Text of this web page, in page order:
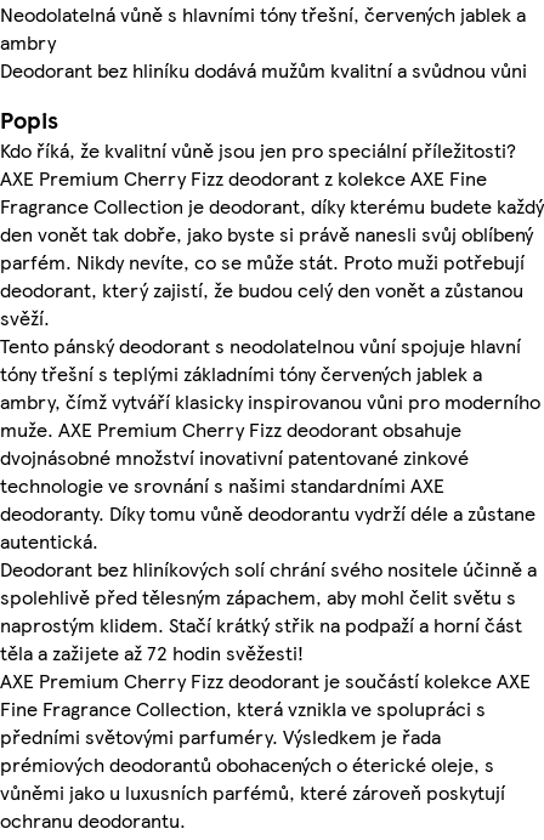
Neodolatelná vůně s hlavními tóny třešní, červených jablek a
ambry
Deodorant bez hliníku dodává mužům kvalitní a svůdnou vůni
Popis
Kdo říká, že kvalitní vůně jsou jen pro speciální příležitosti?
AXE Premium Cherry Fizz deodorant z kolekce AXE Fine
Fragrance Collection je deodorant, díky kterému budete každý
den vonět tak dobře, jako byste si právě nanesli svůj oblíbený
parfém. Nikdy nevíte, co se může stát. Proto muži potřebují
deodorant, který zajistí, že budou celý den vonět a zůstanou
svěží.
Tento pánský deodorant s neodolatelnou vůní spojuje hlavní
tóny třešní s teplými základními tóny červených jablek a
ambry, čímž vytváří klasicky inspirovanou vůni pro moderního
muže. AXE Premium Cherry Fizz deodorant obsahuje
dvojnásobné množství inovativní patentované zinkové
technologie ve srovnání s našimi standardními AXE
deodoranty. Díky tomu vůně deodorantu vydrží déle a zůstane
autentická.
Deodorant bez hliníkových solí chrání svého nositele účinně a
spolehlivě před tělesným zápachem, aby mohl čelit světu s
naprostým klidem. Stačí krátký střik na podpaží a horní část
těla a zažijete až 72 hodin svěžesti!
AXE Premium Cherry Fizz deodorant je součástí kolekce AXE
Fine Fragrance Collection, která vznikla ve spolupráci s
předními světovými parfuméry. Výsledkem je řada
prémiových deodorantů obohacených o éterické oleje, s
vůněmi jako u luxusních parfémů, které zároveň poskytují
ochranu deodorantu.